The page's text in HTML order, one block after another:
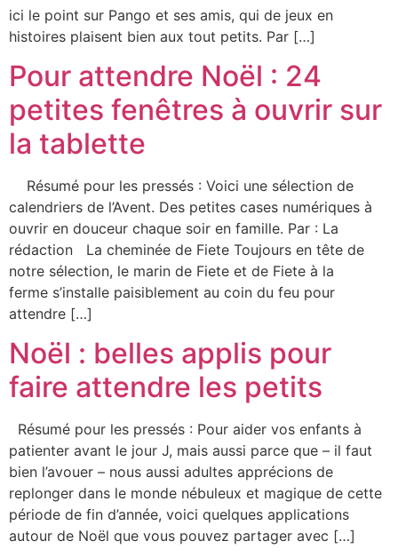
ici le point sur Pango et ses amis, qui de jeux en
histoires plaisent bien aux tout petits. Par […]
Pour attendre Noël : 24
petites fenêtres à ouvrir sur
la tablette
Résumé pour les pressés : Voici une sélection de
calendriers de l’Avent. Des petites cases numériques à
ouvrir en douceur chaque soir en famille. Par : La
rédaction La cheminée de Fiete Toujours en tête de
notre sélection, le marin de Fiete et de Fiete à la
ferme s’installe paisiblement au coin du feu pour
attendre […]
Noël : belles applis pour
faire attendre les petits
Résumé pour les pressés : Pour aider vos enfants à
patienter avant le jour J, mais aussi parce que – il faut
bien l’avouer – nous aussi adultes apprécions de
replonger dans le monde nébuleux et magique de cette
période de fin d’année, voici quelques applications
autour de Noël que vous pouvez partager avec […]